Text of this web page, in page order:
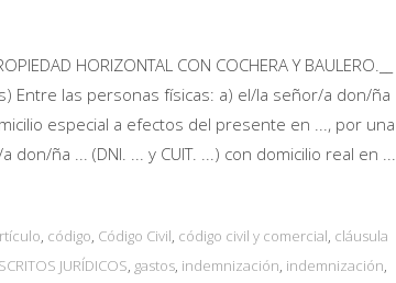
HORIZONTAL CON COCHERA Y BAULERO.__
Entre las personas físicas: a) el/la señor/a don/ña
especial a efectos del presente en ..., por una
ña ... (DNI. ... y CUIT. ...) con domicilio real en ...
, código, Código Civil, código civil y comercial, cláusula
JURÍDICOS, gastos, indemnización, indemnización,